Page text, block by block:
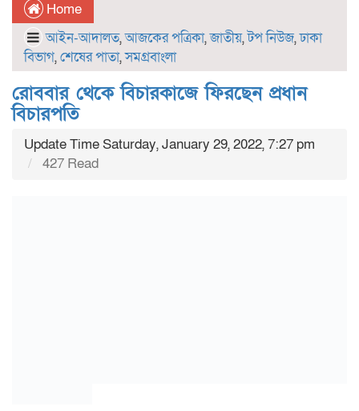
Home
আইন-আদালত,আজকের পত্রিকা,জাতীয়,টপ নিউজ,ঢাকা
বিভাগ,শেষের পাতা,সমগ্রবাংলা
রোববার থেকে বিচারকাজে ফিরছেন প্রধান
বিচারপতি
Update Time Saturday, January 29, 2022, 7:27 pm
427 Read